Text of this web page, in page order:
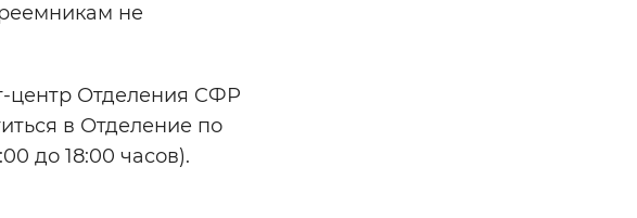
не
центр Отделения CФР
в Отделение по
до 18:00 часов).